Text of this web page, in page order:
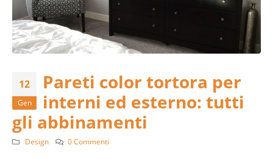
12
Gen
Pareti color tortora per
interni ed esterno: tutti
gli abbinamenti
Design 0 Commenti